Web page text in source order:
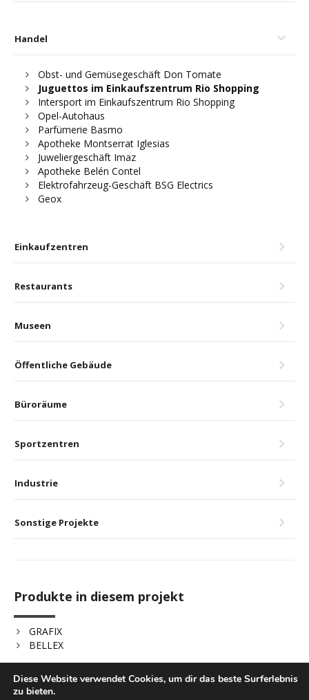
Handel
Obst- und Gemüsegeschäft Don Tomate
Juguettos im Einkaufszentrum Rio Shopping
Intersport im Einkaufszentrum Rio Shopping
Opel-Autohaus
Parfümerie Basmo
Apotheke Montserrat Iglesias
Juweliergeschäft Imaz
Apotheke Belén Contel
Elektrofahrzeug-Geschäft BSG Electrics
Geox
Einkaufzentren
Restaurants
Museen
Öffentliche Gebäude
Büroräume
Sportzentren
Industrie
Sonstige Projekte
Produkte in diesem projekt
GRAFIX
BELLEX
© LUXINTEC – TODOS LOS DERECHOS RESERVADOS.
Diese Website verwendet Cookies, um dir das beste Surferlebnis
zu bieten.